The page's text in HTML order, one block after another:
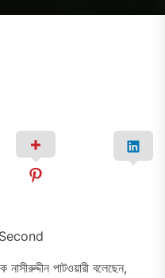
পাটওয়ারী বলেছেন,